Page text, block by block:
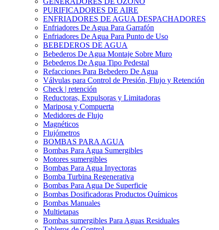
PURIFICADORES DE AIRE
ENFRIADORES DE AGUA DESPACHADORES
Enfriadores De Agua Para Garrafón
Enfriadores De Agua Para Punto de Uso
BEBEDEROS DE AGUA
Bebederos De Agua Montaje Sobre Muro
Bebederos De Agua Tipo Pedestal
Refacciones Para Bebedero De Agua
Válvulas para Control de Presión, Flujo y Retención
Check | retención
Reductoras, Expulsoras y Limitadoras
Mariposa y Compuerta
Medidores de Flujo
Magnéticos
Flujómetros
BOMBAS PARA AGUA
Bombas Para Agua Sumergibles
Motores sumergibles
Bombas Para Agua Inyectoras
Bomba Turbina Regenerativa
Bombas Para Agua De Superficie
Bombas Dosificadoras Productos Químicos
Bombas Manuales
Multietapas
Bombas sumergibles Para Aguas Residuales